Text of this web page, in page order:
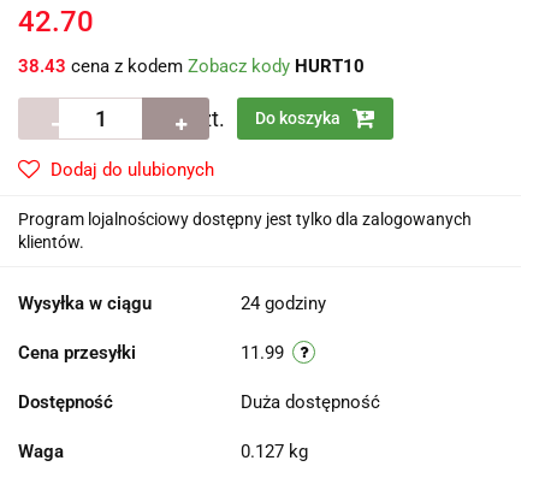
42.70
38.43 cena z kodem Zobacz kody HURT10
szt. Do koszyka
Dodaj do ulubionych
Program lojalnościowy dostępny jest tylko dla zalogowanych
klientów.
Wysyłka w ciągu 24 godziny
Cena przesyłki 11.99
Dostępność Duża dostępność
Waga 0.127 kg